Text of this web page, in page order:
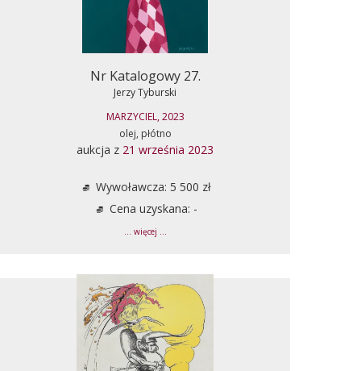
Nr Katalogowy 27.
Jerzy Tyburski
MARZYCIEL, 2023
olej, płótno
aukcja z 21 września 2023
Wywoławcza: 5 500 zł
Cena uzyskana: -
... więcej ...